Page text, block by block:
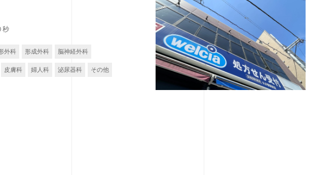
秒
外科 形成外科 脳神経外科
皮膚科 婦人科 泌尿器科 その他